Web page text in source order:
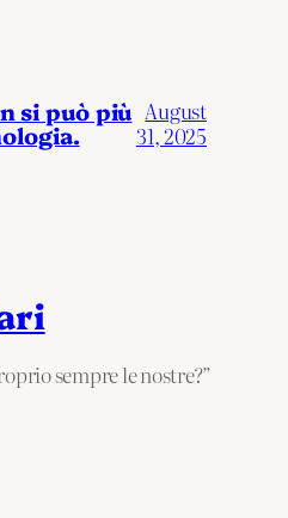
si può più August
31, 2025
sempre le nostre?”